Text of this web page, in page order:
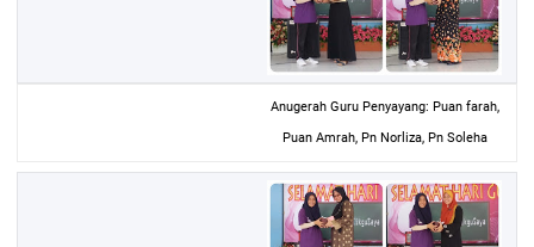
Anugerah Guru Penyayang: Puan farah,
Puan Amrah, Pn Norliza, Pn Soleha